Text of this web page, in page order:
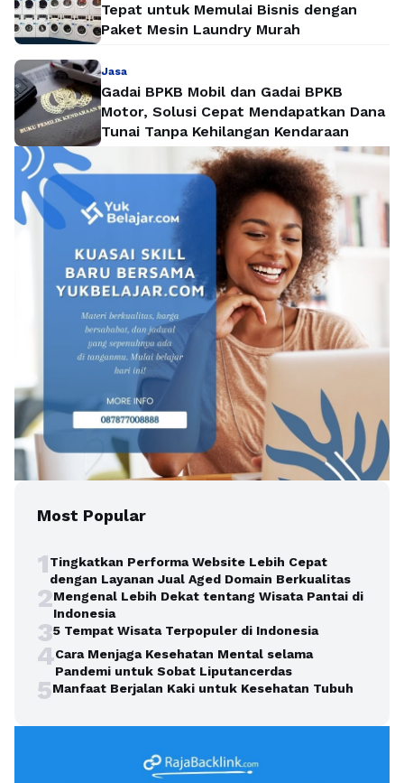
Tepat untuk Memulai Bisnis dengan
Paket Mesin Laundry Murah
Jasa
Gadai BPKB Mobil dan Gadai BPKB
Motor, Solusi Cepat Mendapatkan Dana
Tunai Tanpa Kehilangan Kendaraan
Most Popular
1Tingkatkan Performa Website Lebih Cepat
dengan Layanan Jual Aged Domain Berkualitas
2Mengenal Lebih Dekat tentang Wisata Pantai di
Indonesia
35 Tempat Wisata Terpopuler di Indonesia
4Cara Menjaga Kesehatan Mental selama
Pandemi untuk Sobat Liputancerdas
5Manfaat Berjalan Kaki untuk Kesehatan Tubuh